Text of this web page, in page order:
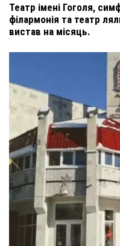
Театр імені Гоголя,
філармонія та театр
вистав на місяць.